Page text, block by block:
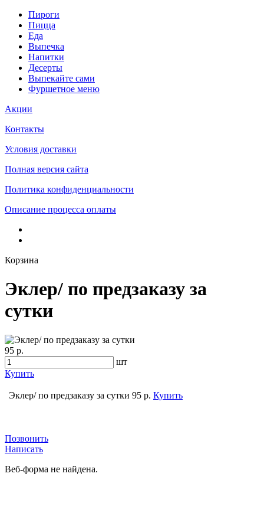
Пироги
Пицца
Еда
Выпечка
Напитки
Десерты
Выпекайте сами
Фуршетное меню
Акции
Контакты
Условия доставки
Полная версия сайта
Политика конфиденциальности
Описание процесса оплаты
Корзина
Эклер/ по предзаказу за
сутки
95 р.
шт
Купить
Эклер/ по предзаказу за сутки 95 р. Купить
Позвонить
Написать
Веб-форма не найдена.